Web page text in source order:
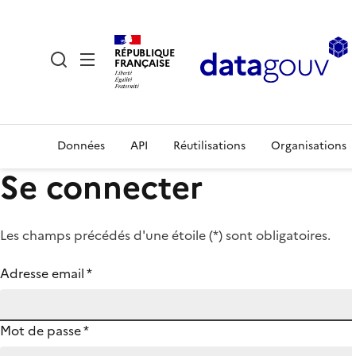
RÉPUBLIQUE
FRANÇAISE
Données API Réutilisations Organisations
Se connecter
Les champs précédés d'une étoile (*) sont obligatoires.
Adresse email*
Mot de passe*